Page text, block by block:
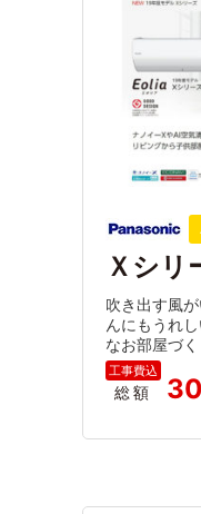
Ｘシリ
吹き出す風
んにもうれ
なお部屋づく
総額